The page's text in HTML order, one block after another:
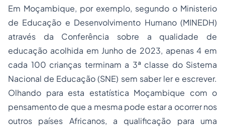
Em Moçambique, por exemplo, segundo o Ministerio
de Educação e Desenvolvimento Humano (MINEDH)
através da Conferência sobre a qualidade de
educação acolhida em Junho de 2023, apenas 4 em
cada 100 crianças terminam a 3ª classe do Sistema
Nacional de Educação (SNE) sem saber ler e escrever.
Olhando para esta estatística Moçambique com o
pensamento de que a mesma pode estar a ocorrer nos
outros países Africanos, a qualificação para uma